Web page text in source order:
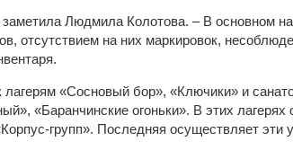
Людмила Колотова. – В основном
отсутствием на них маркировок,
лагерям «Сосновый бор», «Ключики» и
«Баранчинские огоньки». В этих лагерях
групп». Последняя осуществляет эти